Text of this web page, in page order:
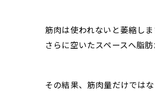
筋肉は使われないと萎縮しま
さらに空いたスペースへ脂
その結果、筋肉量だけでは